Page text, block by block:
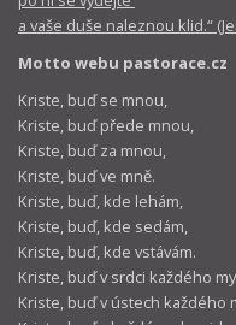
a vaše duše naleznou klid.“
Motto webu pastorace.cz
Kriste, buď se mnou,
Kriste, buď přede mnou,
Kriste, buď za mnou,
Kriste, buď ve mně.
Kriste, buď, kde lehám,
Kriste, buď, kde sedám,
Kriste, buď, kde vstávám.
Kriste, buď v srdci každého
Kriste, buď v ústech každého